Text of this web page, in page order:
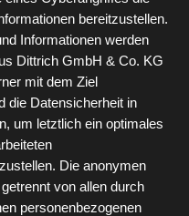
bereitzustellen.
Informationen werden
Dittrich GmbH & Co. KG
mit dem Ziel
die Datensicherheit in
um letztlich ein optimales
Die anonymen
von allen durch
personenbezogenen